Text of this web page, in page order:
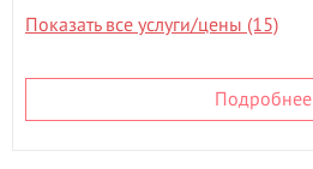
Показать все услуги/цены (15)
Подробнее